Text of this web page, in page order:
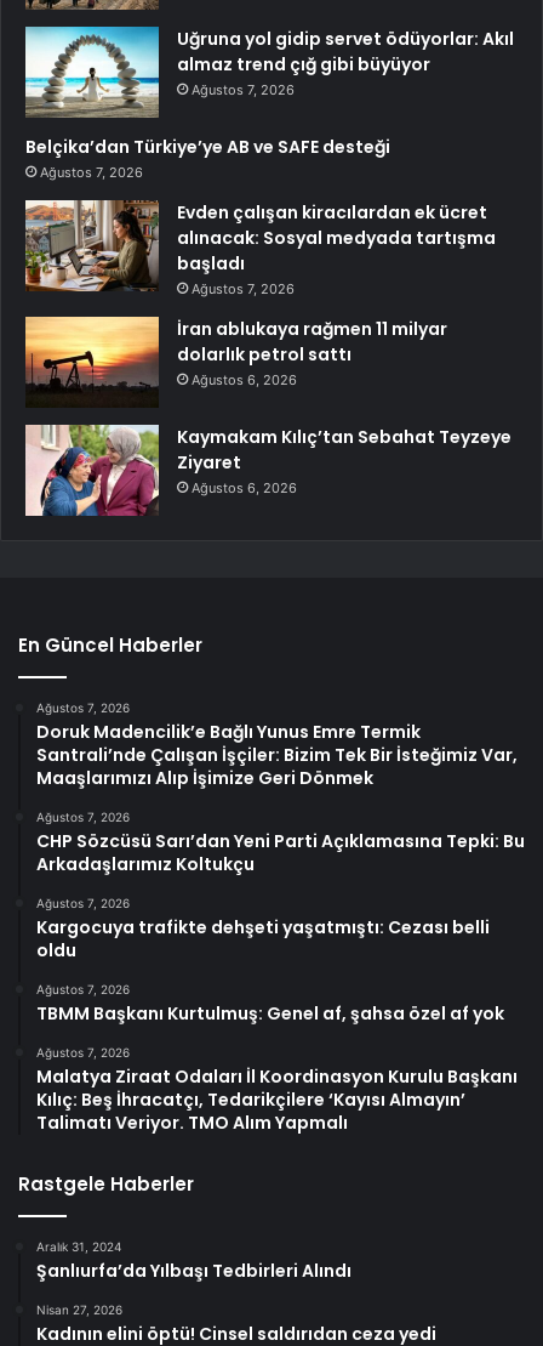
Uğruna yol gidip servet ödüyorlar: Akıl
almaz trend çığ gibi büyüyor
Ağustos 7, 2026
Belçika’dan Türkiye’ye AB ve SAFE desteği
Ağustos 7, 2026
Evden çalışan kiracılardan ek ücret
alınacak: Sosyal medyada tartışma
başladı
Ağustos 7, 2026
İran ablukaya rağmen 11 milyar
dolarlık petrol sattı
Ağustos 6, 2026
Kaymakam Kılıç’tan Sebahat Teyzeye
Ziyaret
Ağustos 6, 2026
En Güncel Haberler
Ağustos 7, 2026
Doruk Madencilik’e Bağlı Yunus Emre Termik
Santrali’nde Çalışan İşçiler: Bizim Tek Bir İsteğimiz Var,
Maaşlarımızı Alıp İşimize Geri Dönmek
Ağustos 7, 2026
CHP Sözcüsü Sarı’dan Yeni Parti Açıklamasına Tepki: Bu
Arkadaşlarımız Koltukçu
Ağustos 7, 2026
Kargocuya trafikte dehşeti yaşatmıştı: Cezası belli
oldu
Ağustos 7, 2026
TBMM Başkanı Kurtulmuş: Genel af, şahsa özel af yok
Ağustos 7, 2026
Malatya Ziraat Odaları İl Koordinasyon Kurulu Başkanı
Kılıç: Beş İhracatçı, Tedarikçilere ‘Kayısı Almayın’
Talimatı Veriyor. TMO Alım Yapmalı
Rastgele Haberler
Aralık 31, 2024
Şanlıurfa’da Yılbaşı Tedbirleri Alındı
Nisan 27, 2026
Kadının elini öptü! Cinsel saldırıdan ceza yedi